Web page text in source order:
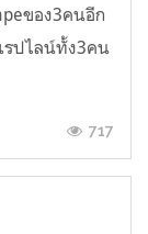
ของ3คนอีก
รปไลน์ทั้ง3คน
717